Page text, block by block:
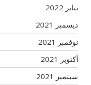
يناير 2022
ديسمبر 2021
نوفمبر 2021
أكتوبر 2021
سبتمبر 2021